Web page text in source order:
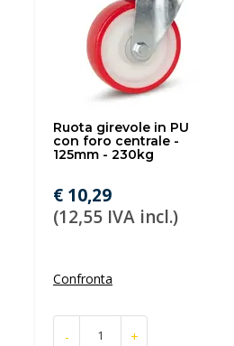
Ruota girevole in PU
con foro centrale -
125mm - 230kg
€ 10,29
(12,55 IVA incl.)
Confronta
- +